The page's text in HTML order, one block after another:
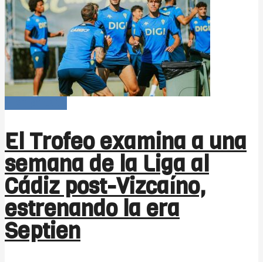
El Trofeo examina a una
semana de la Liga al
Cádiz post-Vizcaíno,
estrenando la era
Septien